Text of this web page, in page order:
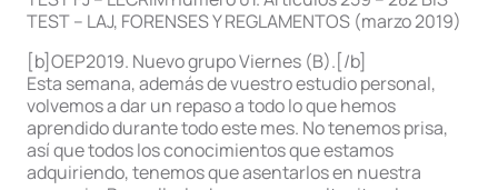
TEST – LAJ, FORENSES Y REGLAMENTOS (marzo 2019)
[b]OEP2019. Nuevo grupo Viernes (B).[/b]
Esta semana, además de vuestro estudio personal,
volvemos a dar un repaso a todo lo que hemos
aprendido durante todo este mes. No tenemos prisa,
así que todos los conocimientos que estamos
adquiriendo, tenemos que asentarlos en nuestra